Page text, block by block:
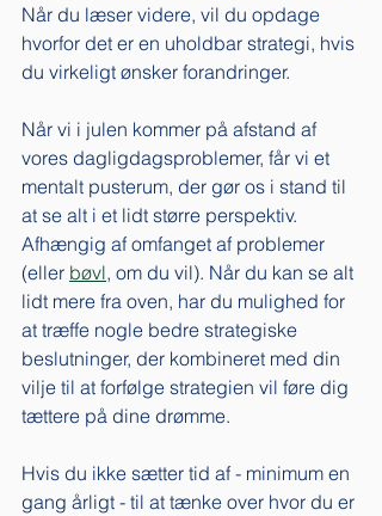
Når du læser videre, vil du opdage
hvorfor det er en uholdbar strategi, hvis
du virkeligt ønsker forandringer.
Når vi i julen kommer på afstand af
vores dagligdagsproblemer, får vi et
mentalt pusterum, der gør os i stand til
at se alt i et lidt større perspektiv.
Afhængig af omfanget af problemer
(eller bøvl, om du vil). Når du kan se alt
lidt mere fra oven, har du mulighed for
at træffe nogle bedre strategiske
beslutninger, der kombineret med din
vilje til at forfølge strategien vil føre dig
tættere på dine drømme.
Hvis du ikke sætter tid af - minimum en
gang årligt - til at tænke over hvor du er